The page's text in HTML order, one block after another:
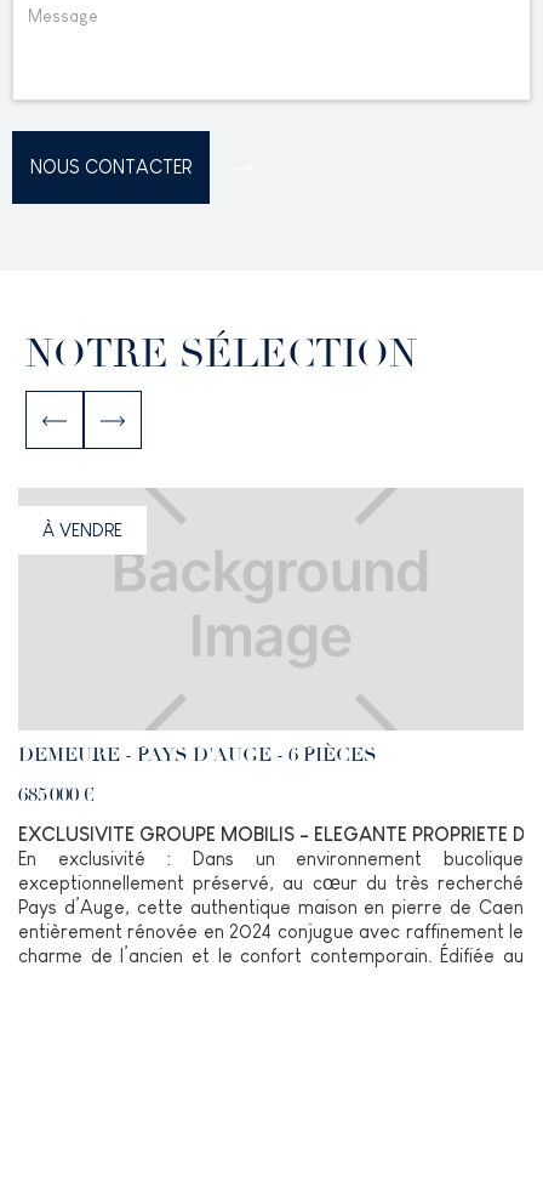
NOTRE SÉLECTION
À VENDRE
DEMEURE - PAYS D'AUGE - 6 PIÈCES
685 000 €
EXCLUSIVITE GROUPE MOBILIS - ELEGANTE PROPRIETE
En exclusivité : Dans un environnement bucolique
exceptionnellement préservé, au cœur du très recherché
Pays d’Auge, cette authentique maison en pierre de Caen
entièrement rénovée en 2024 conjugue avec raffinement le
charme de l’ancien et le confort contemporain. Édifiée au